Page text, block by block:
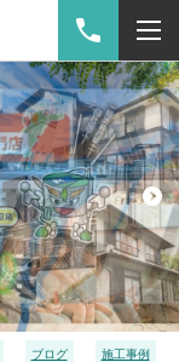
ブログ 施工事例